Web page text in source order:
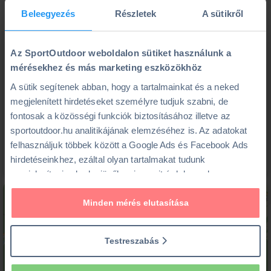
Beleegyezés Részletek A sütikről
Az SportOutdoor weboldalon sütiket használunk a
mérésekhez és más marketing eszközökhöz
A sütik segítenek abban, hogy a tartalmainkat és a neked
megjelenített hirdetéseket személyre tudjuk szabni, de
fontosak a közösségi funkciók biztosításához illetve az
sportoutdoor.hu analitikájának elemzéséhez is. Az adatokat
felhasználjuk többek között a Google Ads és Facebook Ads
hirdetéseinkhez, ezáltal olyan tartalmakat tudunk
megjeleníteni neked a jövőben is, amit érdekesnek vagy
hasznosnak találhatsz.
Ennek a biztosításáhozarra kérünk, hogy engedd meg
soha semmilyen formában nem fogunk visszaélni ezzel és
Minden mérés elutasítása
Testreszabás
+36 70 942 3663
sztiko78@gmail.com
expand_circle_down
A túra ára tartalmazza, a kajakozáshoz
szükséges felszerelés biztosítását, helyszínre
szállítását, és a túravezetést.